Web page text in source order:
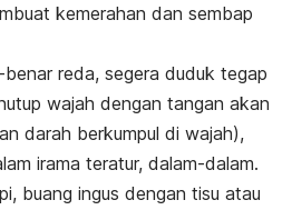
kemerahan dan sembap
reda, segera duduk tegap
wajah dengan tangan akan
darah berkumpul di wajah),
irama teratur, dalam-dalam.
buang ingus dengan tisu atau